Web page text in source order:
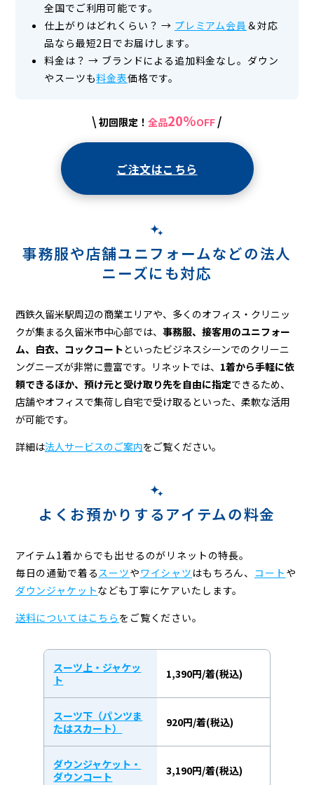
全国でご利用可能です。
仕上がりはどれくらい？ → プレミアム会員 ＆対応
品なら最短2日でお届けします。
料金は？ → ブランドによる追加料金なし。ダウン
やスーツも料金表価格です。
\ 初回限定！ 全品20%OFF /
ご注文はこちら
事務服や店舗ユニフォームなどの法人
ニーズにも対応
西鉄久留米駅周辺の商業エリアや、多くのオフィス・クリニッ
クが集まる久留米市中心部では、 事務服、接客用のユニフォー
ム、白衣、コックコートといったビジネスシーンでのクリーニ
ングニーズが非常に豊富です。リネットでは、 1着から手軽に依
頼できるほか、預け元と受け取り先を自由に指定できるため、
店舗やオフィスで集荷し自宅で受け取るといった、柔軟な活用
が可能です。
詳細は法人サービスのご案内をご覧ください。
よくお預かりするアイテムの料金
アイテム1着からでも出せるのがリネットの特長。
毎日の通勤で着る スーツやワイシャツ はもちろん、 コート や
ダウンジャケットなども 丁寧にケアいたします。
送料についてはこちら をご覧ください。
スーツ上・ジャケッ
ト
1,390円/着(税込)
スーツ下（パンツま
たはスカート）
920円/着(税込)
ダウンジャケット・
ダウンコート
3,190円/着(税込)